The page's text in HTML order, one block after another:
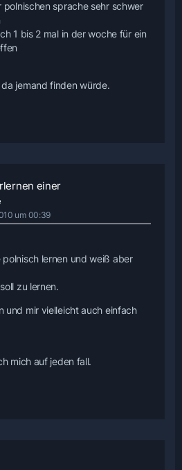
sprache sehr schwer
1 bis 2 mal in der woche für ein
jemand finden würde.
einer
um 00:39
lernen und weiß aber
zu lernen.
und mir vielleicht auch einfach
mich auf jeden fall.